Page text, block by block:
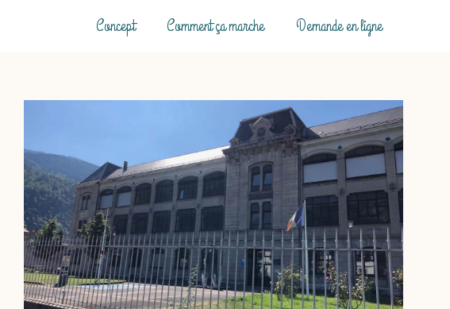
Concept Comment ça marche Demande en ligne